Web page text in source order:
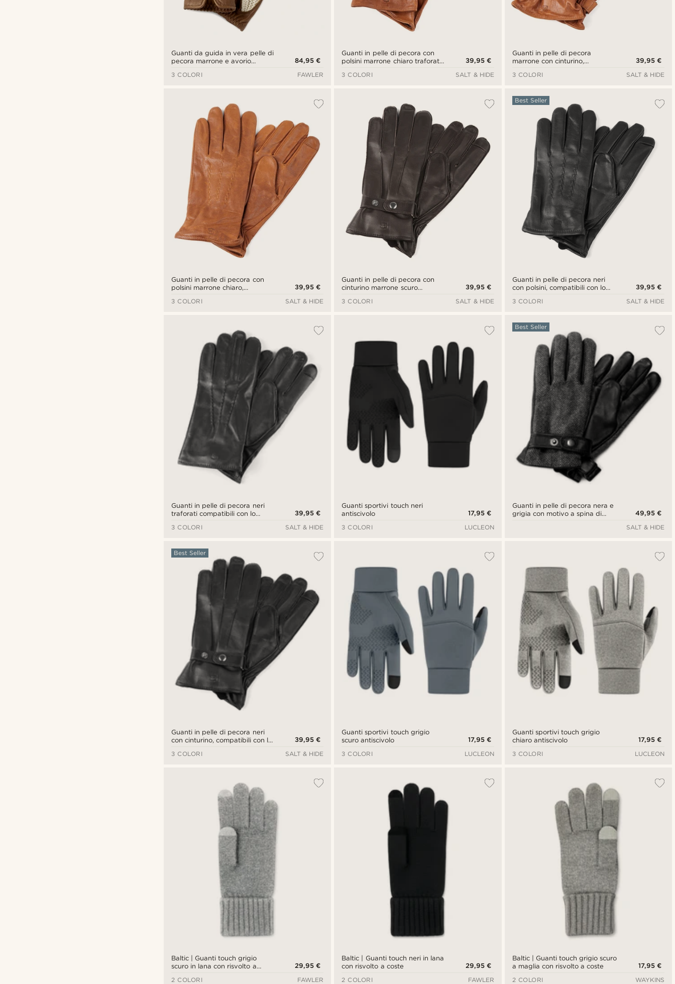
Guanti da guida in vera pelle di
pecora marrone e avorio
touch screen
84,95 €
3 COLORI
FAWLER
Guanti in pelle di pecora con
polsini marrone chiaro traforati,
touch screen
39,95 €
3 COLORI
SALT & HIDE
Guanti in pelle di pecora
marrone con cinturino,
touch screen
39,95 €
3 COLORI
SALT & HIDE
Guanti in pelle di pecora con
polsini marrone chiaro,
touch screen
39,95 €
3 COLORI
SALT & HIDE
Guanti in pelle di pecora con
cinturino marrone scuro
touch screen
39,95 €
3 COLORI
SALT & HIDE
Guanti in pelle di pecora neri
con polsini, compatibili con lo
Best Seller
39,95 €
3 COLORI
SALT & HIDE
Guanti in pelle di pecora neri
traforati compatibili con lo
39,95 €
3 COLORI
SALT & HIDE
Guanti sportivi touch neri
antiscivolo
17,95 €
3 COLORI
LUCLEON
Guanti in pelle di pecora nera e
grigia con motivo a spina di
Best Seller
49,95 €
SALT & HIDE
Guanti in pelle di pecora neri
con cinturino, compatibili con lo
Best Seller
39,95 €
3 COLORI
SALT & HIDE
Guanti sportivi touch grigio
scuro antiscivolo
17,95 €
3 COLORI
LUCLEON
Guanti sportivi touch grigio
chiaro antiscivolo
17,95 €
3 COLORI
LUCLEON
Baltic | Guanti touch grigio
scuro in lana con risvolto a
29,95 €
2 COLORI
FAWLER
Baltic | Guanti touch neri in lana
con risvolto a coste
29,95 €
2 COLORI
FAWLER
Baltic | Guanti touch grigio scuro
a maglia con risvolto a coste
17,95 €
2 COLORI
WAYKINS